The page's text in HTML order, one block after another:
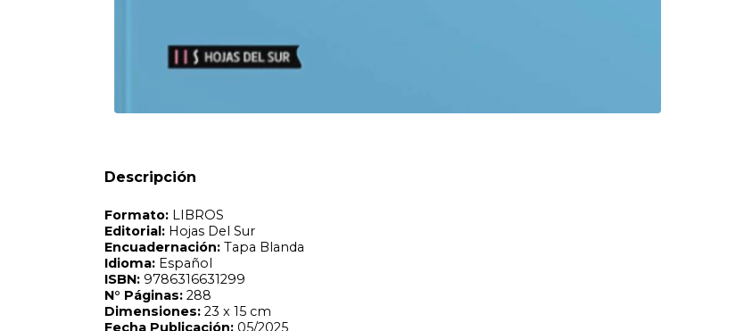
Descripción
Encuadernación:Tapa Blanda
Español
Fecha Publicación:05/2025
Recalde demuestra con pruebas contundentes: Que el golpe de Estado de 1976 fue un autogolpe. Que la Dictadura fue
económico basándolo en tres patas: endeudamiento, emisión y altísima presión fiscal para saquear al sector privado, el
único sector que en Argentina genera riqueza. Y así poder sostener el gasto público que con el peronismo siempre
aumenta. Que cuando el peronismo deja el poder siempre deja déficit fiscal y al BCRA sin reservas. Que en todos los
gobiernos Peronismo fue sinónimo de saqueo y corrupción a gran escala. Que Videla y el peronista Massera nunca fueron
condenados por genocidio (sí por crímenes de lesa humanidad; análogo caso con el Poder Ejecutivo de Perón e Isabel).
Que el único Poder Ejecutivo que fue culpado y responsabilizado por genocidio en la historia judicial argentina fue el
presidido por el General Perón (hoy, en términos jurídicos, el único presidente genocida). Habrá que entrarle al libro para